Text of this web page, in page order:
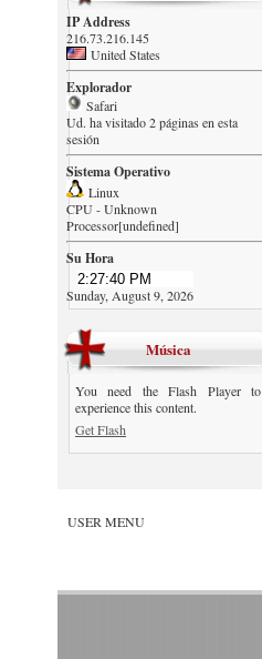
IP Address
216.73.216.145
United States
Explorador
Safari
Ud. ha visitado 2 páginas en esta
sesión
Sistema Operativo
Linux
CPU - Unknown
Processor[undefined]
Su Hora
Sunday, August 9, 2026
Música
You need the Flash Player to
experience this content.
Get Flash
USER MENU